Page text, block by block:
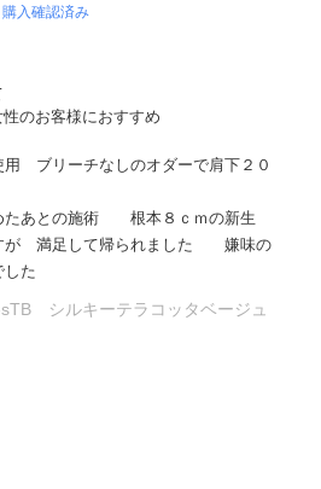
購入確認済み
性のお客様におすすめ
用 ブリーチなしのオダーで肩下２０
たあとの施術 根本８ｃｍの新生
が 満足して帰られました 嫌味の
した
シルキーテラコッタベージュ